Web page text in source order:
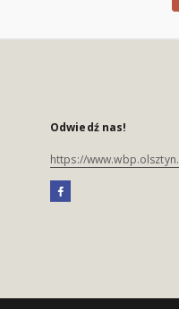
Odwiedź nas!
https://